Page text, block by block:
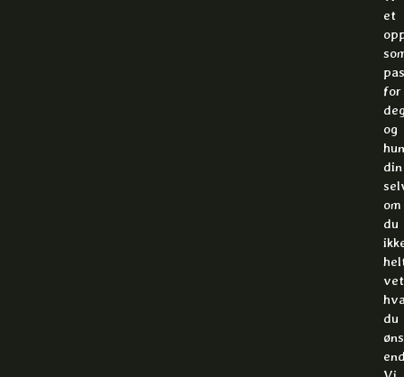
et
for
og
din
om
du
vet
du